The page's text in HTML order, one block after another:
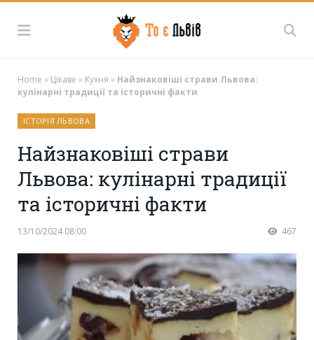
Home » Цікаве » Кухня » Найзнаковіші страви Львова:
кулінарні традиції та історичні факти
ІСТОРІЯ ЛЬВОВА
Найзнаковіші страви
Львова: кулінарні традиції
та історичні факти
13/10/2024 08:00 467